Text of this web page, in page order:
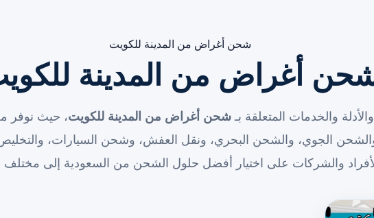
شحن أغراض من المدينة للكويت
أغراض من المدينة
والخدمات المتعلقة بـ شحن أغراض من المدينة للكويت، حيث نوفر
والشحن الجوي، والشحن البحري، ونقل العفش، وشحن السيارات،
والشركات على اختيار أفضل حلول الشحن من السعودية إلى مختلف